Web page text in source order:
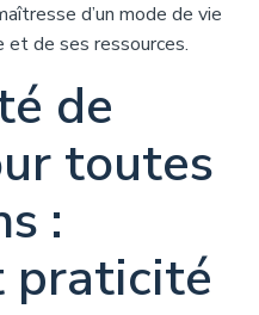
d’un mode de vie
de ses ressources.
de
toutes
:
praticité